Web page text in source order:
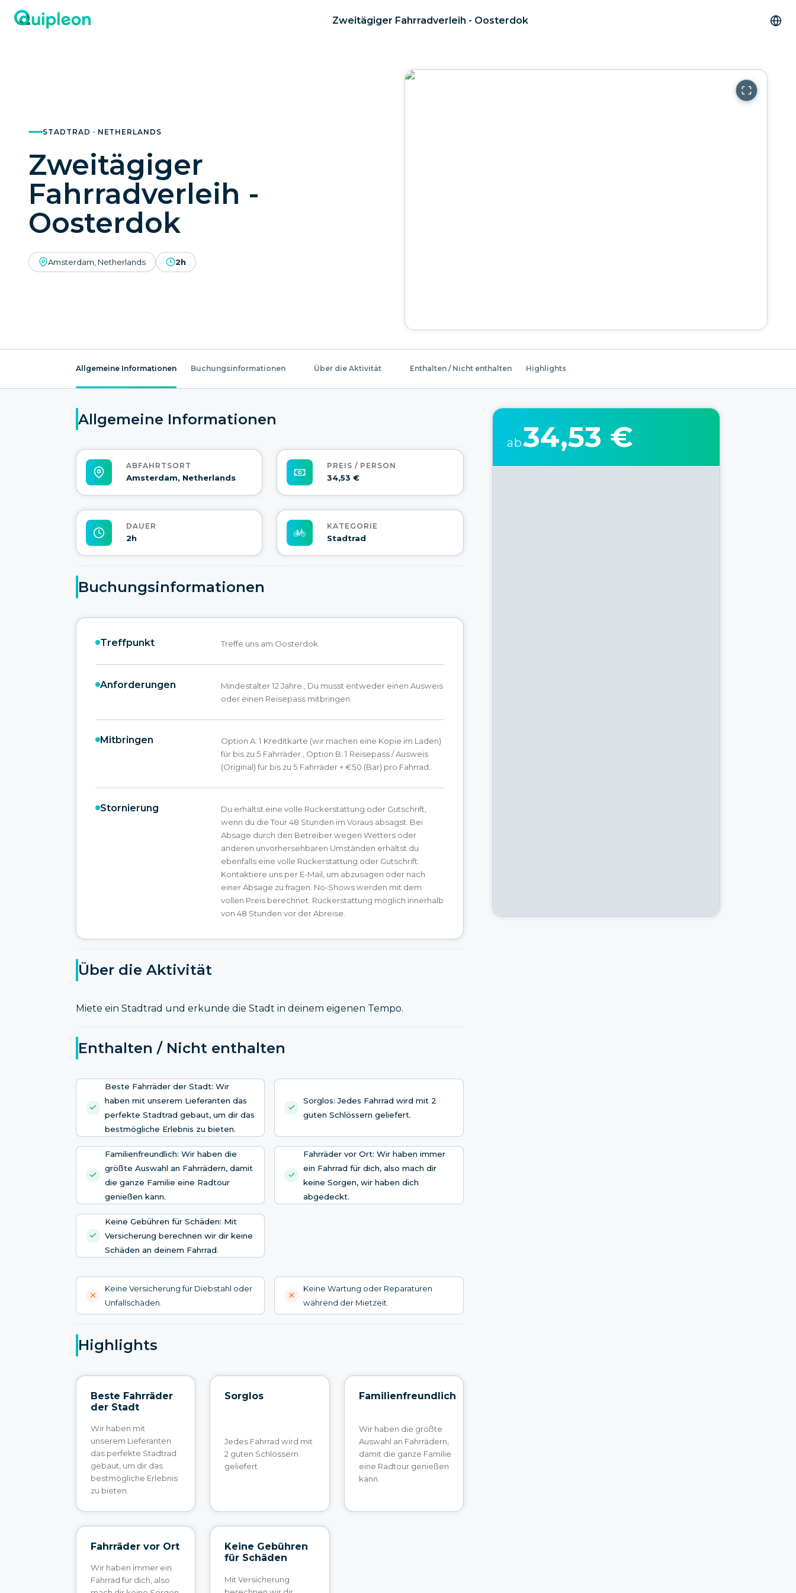
Zweitägiger Fahrradverleih - Oosterdok
STADTRAD · NETHERLANDS
Zweitägiger
Fahrradverleih -
Oosterdok
Amsterdam, Netherlands 2h
Allgemeine Informationen Buchungsinformationen Über die Aktivität Enthalten / Nicht enthalten Highlights
Allgemeine Informationen
ABFAHRTSORT
Amsterdam, Netherlands
PREIS / PERSON
34,53 €
DAUER
2h
KATEGORIE
Stadtrad
Buchungsinformationen
Treffpunkt Treffe uns am Oosterdok.
Anforderungen
Mindestalter 12 Jahre., Du musst entweder einen Ausweis
oder einen Reisepass mitbringen.
Mitbringen
Option A: 1 Kreditkarte (wir machen eine Kopie im Laden)
für bis zu 5 Fahrräder., Option B: 1 Reisepass / Ausweis
(Original) für bis zu 5 Fahrräder + €50 (Bar) pro Fahrrad.
Stornierung
Du erhältst eine volle Rückerstattung oder Gutschrift,
wenn du die Tour 48 Stunden im Voraus absagst. Bei
Absage durch den Betreiber wegen Wetters oder
anderen unvorhersehbaren Umständen erhältst du
ebenfalls eine volle Rückerstattung oder Gutschrift.
Kontaktiere uns per E-Mail, um abzusagen oder nach
einer Absage zu fragen. No-Shows werden mit dem
vollen Preis berechnet. Rückerstattung möglich innerhalb
von 48 Stunden vor der Abreise.
Über die Aktivität
Miete ein Stadtrad und erkunde die Stadt in deinem eigenen Tempo.
Enthalten / Nicht enthalten
Beste Fahrräder der Stadt: Wir
haben mit unserem Lieferanten das
perfekte Stadtrad gebaut, um dir das
bestmögliche Erlebnis zu bieten.
Sorglos: Jedes Fahrrad wird mit 2
guten Schlössern geliefert.
Familienfreundlich: Wir haben die
größte Auswahl an Fahrrädern, damit
die ganze Familie eine Radtour
genießen kann.
Fahrräder vor Ort: Wir haben immer
ein Fahrrad für dich, also mach dir
keine Sorgen, wir haben dich
abgedeckt.
Keine Gebühren für Schäden: Mit
Versicherung berechnen wir dir keine
Schäden an deinem Fahrrad.
Keine Versicherung für Diebstahl oder
Unfallschäden.
Keine Wartung oder Reparaturen
während der Mietzeit.
Highlights
Beste Fahrräder
der Stadt
Wir haben mit
unserem Lieferanten
das perfekte Stadtrad
gebaut, um dir das
bestmögliche Erlebnis
zu bieten.
Sorglos
Jedes Fahrrad wird mit
2 guten Schlössern
geliefert.
Familienfreundlich
Wir haben die größte
Auswahl an Fahrrädern,
damit die ganze Familie
eine Radtour genießen
kann.
Fahrräder vor Ort
Wir haben immer ein
Fahrrad für dich, also
Keine Gebühren
für Schäden
Mit Versicherung
ab34,53 €